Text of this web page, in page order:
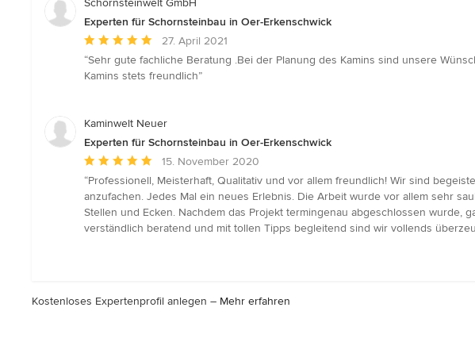
Schornsteinwelt GmbH
Experten für Schornsteinbau in Oer-Erkenschwick
Durchschnittliche
Bewertung:
5
Sternen
27. April 2021
“Sehr gute fachliche Beratung .Bei der Planung des Kamins sind unsere
Kamins stets freundlich”
Kaminwelt Neuer
Experten für Schornsteinbau in Oer-Erkenschwick
Durchschnittliche
Bewertung:
5
von
5
15. November 2020
“Professionell, Meisterhaft, Qualitativ und vor allem freundlich! Wir sind
anzufachen. Jedes Mal ein neues Erlebnis. Die Arbeit wurde vor allem sehr
Stellen und Ecken. Nachdem das Projekt termingenau abgeschlossen
verständlich beratend und mit tollen Tipps begleitend sind wir vollends
Kostenloses Expertenprofil anlegen – Mehr erfahren